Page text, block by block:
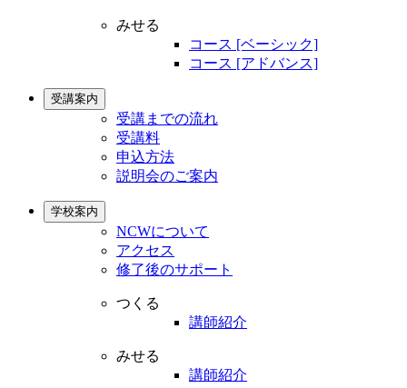
みせる
コース [ベーシック]
コース [アドバンス]
受講案内
受講までの流れ
受講料
申込方法
説明会のご案内
学校案内
NCWについて
アクセス
修了後のサポート
つくる
講師紹介
みせる
講師紹介